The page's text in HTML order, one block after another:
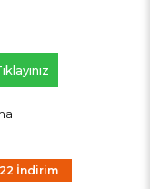
22 İndirim